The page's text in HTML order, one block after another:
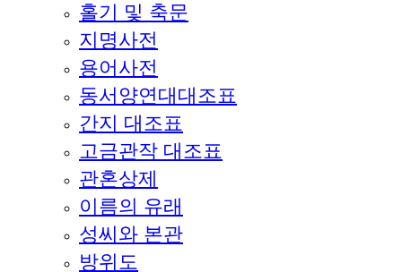
홀기 및 축문
지명사전
용어사전
동서양연대대조표
간지 대조표
고금관작 대조표
관혼상제
이름의 유래
성씨와 본관
방위도